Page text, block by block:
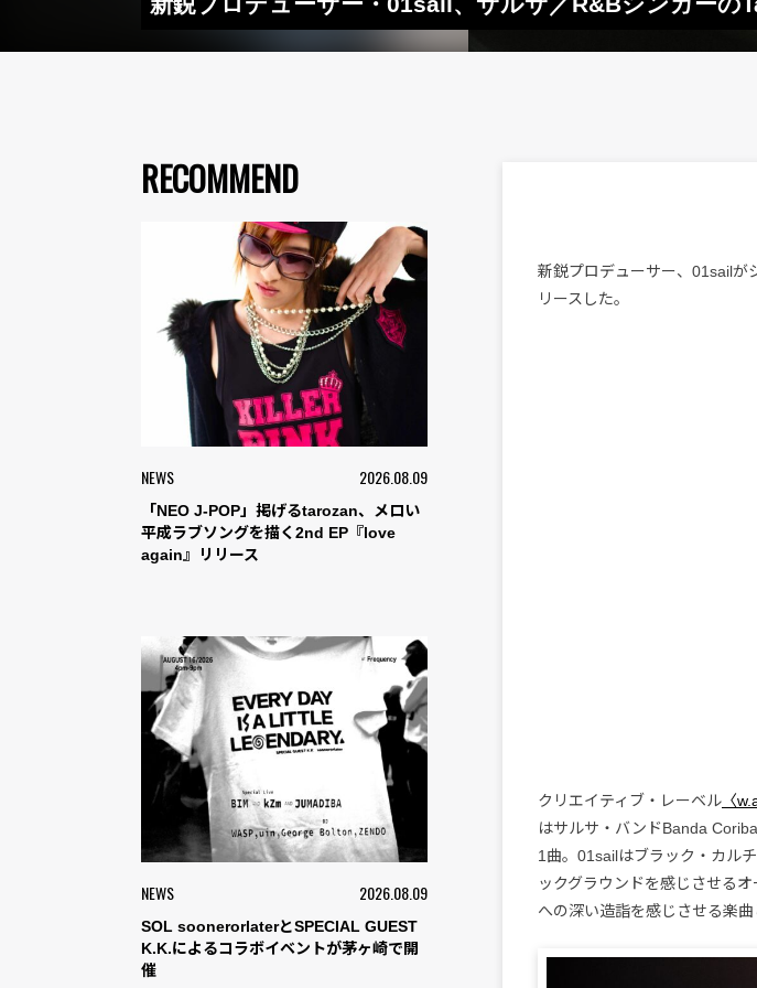
RECOMMEND
NEWS 2026.08.09
「NEO J-POP」掲げるtarozan、メロい
平成ラブソングを描く2nd EP『love
again』リリース
NEWS 2026.08.09
SOL soonerorlaterとSPECIAL GUEST
K.K.によるコラボイベントが茅ヶ崎で開
催
新鋭プロデューサー、01sailが
リースした。
クリエイティブ・レーベル 〈
はサルサ・バンドBanda
1曲。01sailはブラック・カル
ックグラウンドを感じさせる
への深い造詣を感じさせる楽曲